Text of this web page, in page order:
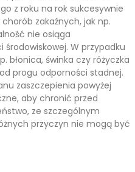
z roku na rok sukcesywnie
zakaźnych, jak np.
nie osiąga
W przypadku
błonica, świnka czy różyczka
progu odporności stadnej.
zaszczepienia powyżej
aby chronić przed
ze szczególnym
przyczyn nie mogą być